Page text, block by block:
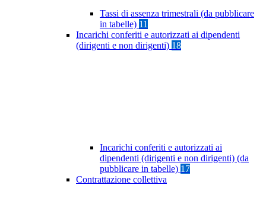
Tassi di assenza trimestrali (da pubblicare
in tabelle) 11
Incarichi conferiti e autorizzati ai dipendenti
(dirigenti e non dirigenti) 18
Incarichi conferiti e autorizzati ai
dipendenti (dirigenti e non dirigenti) (da
pubblicare in tabelle) 17
Contrattazione collettiva